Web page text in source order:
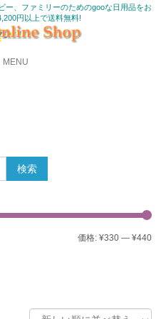
ー、ファミリーのためのgooな日用品をお
円以上で送料無料!
MENU
最
最
価格: ¥330 — ¥440